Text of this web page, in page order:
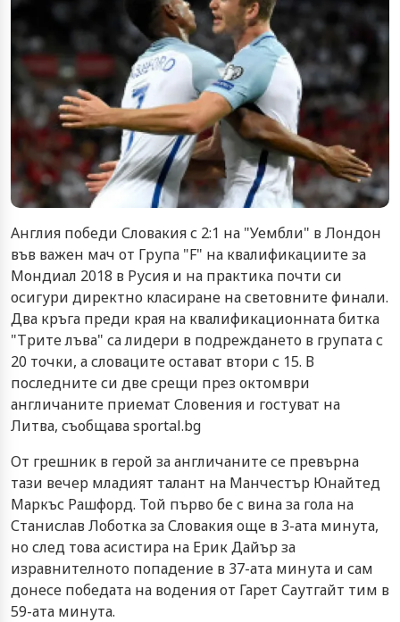
Англия победи Словакия с 2:1 на "Уембли" в Лондон
във важен мач от Група "F" на квалификациите за
Мондиал 2018 в Русия и на практика почти си
осигури директно класиране на световните финали.
Два кръга преди края на квалификационната битка
"Трите лъва" са лидери в подреждането в групата с
20 точки, а словаците остават втори с 15. В
последните си две срещи през октомври
англичаните приемат Словения и гостуват на
Литва, съобщава sportal.bg
От грешник в герой за англичаните се превърна
тази вечер младият талант на Манчестър Юнайтед
Маркъс Рашфорд. Той първо бе с вина за гола на
Станислав Лоботка за Словакия още в 3-ата минута,
но след това асистира на Ерик Дайър за
изравнителното попадение в 37-ата минута и сам
донесе победата на водения от Гарет Саутгайт тим в
59-ата минута.